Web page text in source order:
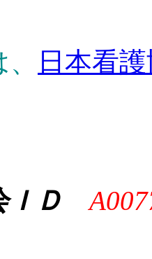
日本看
ＩＤ